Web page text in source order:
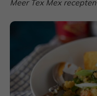
Meer Tex Mex recepten